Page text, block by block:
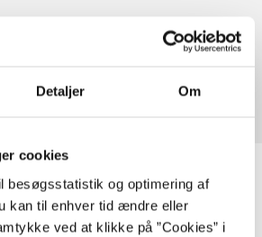
Detaljer Om
cookies
besøgsstatistik og optimering af
kan til enhver tid ændre eller
ved at klikke på ”Cookies” i
emner